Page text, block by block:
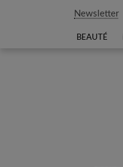
Newsletter
BEAUTÉ